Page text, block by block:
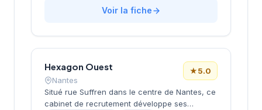
efficacement les entreprises locales dans
leurs recrutements. L'équipe intervient sur
5.
Voir la fiche
Hexagon Ouest
Nantes
★5.0
Situé rue Suffren dans le centre de Nantes, ce
cabinet de recrutement développe ses